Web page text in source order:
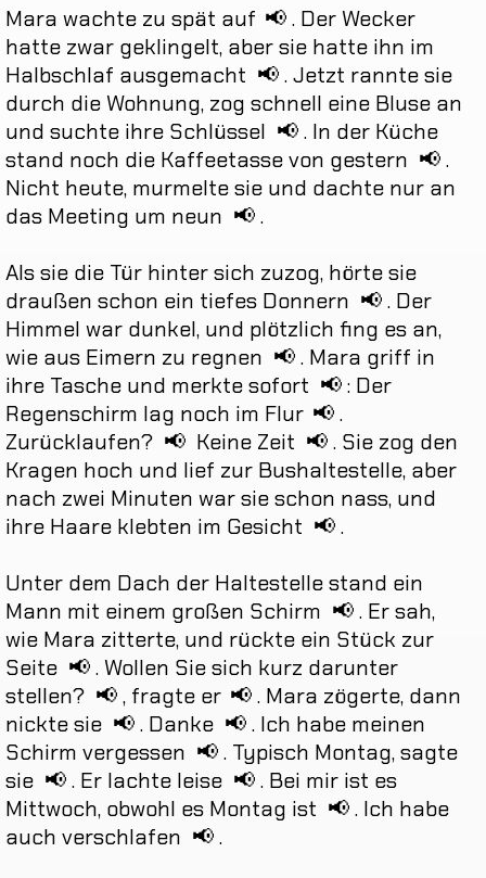
Mara wachte zu spät auf 📢. DerWecker
hatte zwar geklingelt, abersie hatte ihn im
Halbschlaf ausgemacht 📢. Jetzt ranntesie
durch dieWohnung, zog schnell eine Bluse an
und suchte ihre Schlüssel 📢. In der Küche
stand noch die Kaffeetassevon gestern 📢.
Nicht heute, murmeltesie und dachte nur an
das Meeting um neun 📢.
Alssie die Tür hintersich zuzog, hörtesie
draußen schon ein tiefes Donnern 📢. Der
Himmel war dunkel, und plötzlich fing es an,
wie aus Eimern zu regnen 📢. Mara griff in
ihre Tasche und merktesofort 📢: Der
Regenschirm lag noch im Flur 📢.
Zurücklaufen? 📢 Keine Zeit 📢. Sie zog den
Kragen hoch und lief zur Bushaltestelle, aber
nach zwei Minuten warsieschon nass, und
ihre Haare klebten im Gesicht 📢.
Unter dem Dach der Haltestellestand ein
Mann mit einem großen Schirm 📢. Ersah,
wie Mara zitterte, und rückte ein Stück zur
Seite 📢. Wollen Siesich kurz darunter
stellen? 📢, fragte er 📢. Mara zögerte, dann
nicktesie 📢. Danke 📢. Ich habe meinen
Schirm vergessen 📢. Typisch Montag,sagte
sie 📢. Er lachte leise 📢. Bei mir ist es
Mittwoch, obwohl es Montag ist 📢. Ich habe
auch verschlafen 📢.